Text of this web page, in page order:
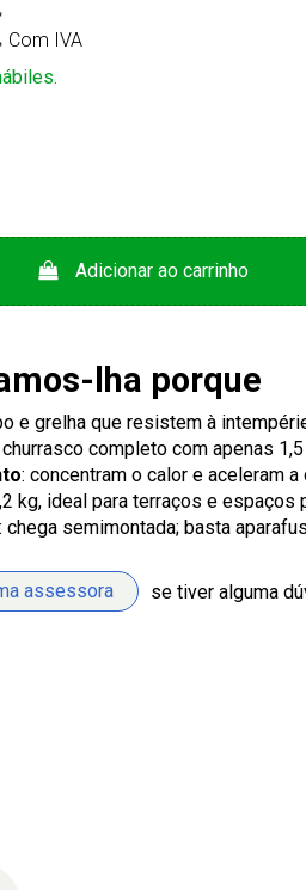
Com IVA
Adicionar ao carrinho
lha porque
e grelha que resistem à
completo com apenas
: concentram o calor e aceleram a
kg, ideal para terraços e espaços
: chega semimontada; basta
assessora se tiver alguma